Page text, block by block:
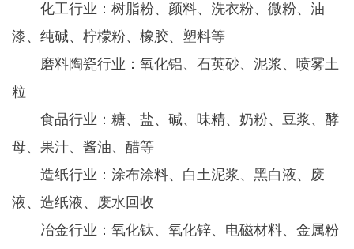
化工行业：树脂粉、颜料、洗衣粉、微粉、油
漆、纯碱、柠檬粉、橡胶、塑料等
磨料陶瓷行业：氧化铝、石英砂、泥浆、喷雾土
粒
食品行业：糖、盐、碱、味精、奶粉、豆浆、酵
母、果汁、酱油、醋等
造纸行业：涂布涂料、白土泥浆、黑白液、废
液、造纸液、废水回收
冶金行业：氧化钛、氧化锌、电磁材料、金属粉